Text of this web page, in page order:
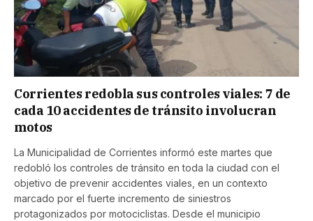
Corrientes redobla sus controles viales: 7 de
cada 10 accidentes de tránsito involucran
motos
La Municipalidad de Corrientes informó este martes que
redobló los controles de tránsito en toda la ciudad con el
objetivo de prevenir accidentes viales, en un contexto
marcado por el fuerte incremento de siniestros
protagonizados por motociclistas. Desde el municipio